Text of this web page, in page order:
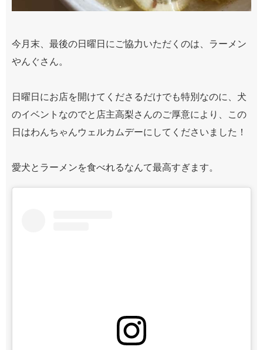
今月末、最後の日曜日にご協力いただくのは、ラーメン
やんぐさん。
日曜日にお店を開けてくださるだけでも特別なのに、犬
のイベントなのでと店主高梨さんのご厚意により、この
日はわんちゃんウェルカムデーにしてくださいました！
愛犬とラーメンを食べれるなんて最高すぎます。